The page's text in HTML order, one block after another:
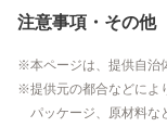
注意事項・その他
本ページは、提供自治
提供元の都合などによ
パッケージ、原材料な